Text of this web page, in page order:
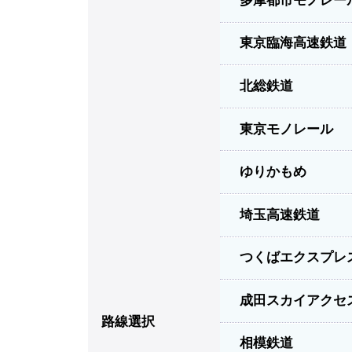
路線選択
東京臨海高速鉄道
北総鉄道
東京モノレール
ゆりかもめ
埼玉高速鉄道
つくばエクスプレ
成田スカイアクセ
相模鉄道